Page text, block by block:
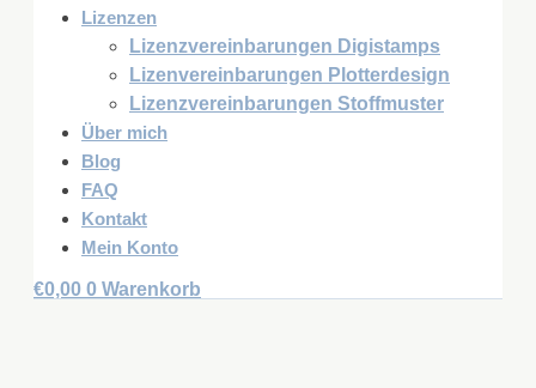
Lizenzen
Lizenzvereinbarungen Digistamps
Lizenvereinbarungen Plotterdesign
Lizenzvereinbarungen Stoffmuster
Über mich
Blog
FAQ
Kontakt
Mein Konto
€0,00 0 Warenkorb